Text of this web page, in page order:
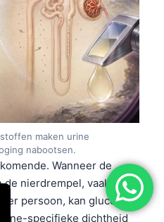
maken urine
nabootsen.
Wanneer de
nierdrempel, vaak rond
persoon, kan glucose
specifieke dichtheid